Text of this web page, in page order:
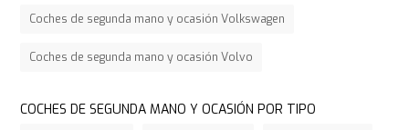
Coches de segunda mano y ocasión Volkswagen
Coches de segunda mano y ocasión Volvo
COCHES DE SEGUNDA MANO Y OCASIÓN POR TIPO